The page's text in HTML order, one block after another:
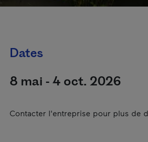
Dates
8 mai - 4 oct. 2026
Contacter l'entreprise pour plus de